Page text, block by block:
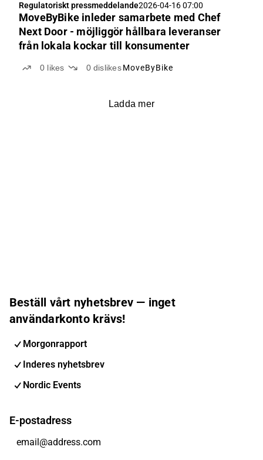
Regulatoriskt pressmeddelande2026-04-16 07:00
MoveByBike inleder samarbete med Chef
Next Door - möjliggör hållbara leveranser
från lokala kockar till konsumenter
0 likes 0 dislikes MoveByBike
Ladda mer
Beställ vårt nyhetsbrev — inget
användarkonto krävs!
Morgonrapport
Inderes nyhetsbrev
Nordic Events
E-postadress